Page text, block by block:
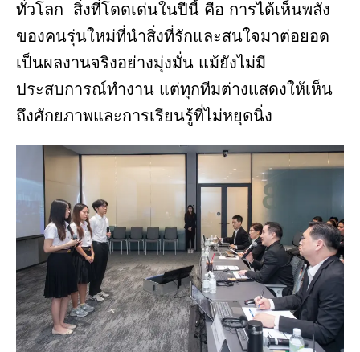
ทั่วโลก สิ่งที่โดดเด่นในปีนี้ คือ การได้เห็นพลัง
ของคนรุ่นใหม่ที่นำสิ่งที่รักและสนใจมาต่อยอด
เป็นผลงานจริงอย่างมุ่งมั่น แม้ยังไม่มี
ประสบการณ์ทำงาน แต่ทุกทีมต่างแสดงให้เห็น
ถึงศักยภาพและการเรียนรู้ที่ไม่หยุดนิ่ง